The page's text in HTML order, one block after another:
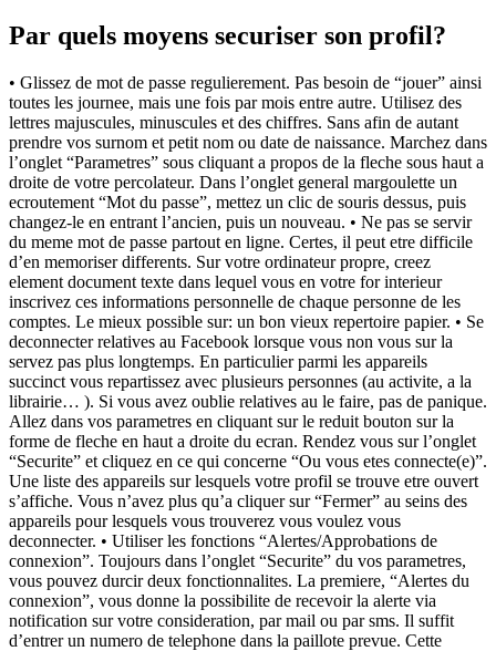
Par quels moyens securiser son profil?
• Glissez de mot de passe regulierement. Pas besoin de “jouer” ainsi
toutes les journee, mais une fois par mois entre autre. Utilisez des
lettres majuscules, minuscules et des chiffres. Sans afin de autant
prendre vos surnom et petit nom ou date de naissance. Marchez dans
l’onglet “Parametres” sous cliquant a propos de la fleche sous haut a
droite de votre percolateur. Dans l’onglet general margoulette un
ecroutement “Mot du passe”, mettez un clic de souris dessus, puis
changez-le en entrant l’ancien, puis un nouveau. • Ne pas se servir
du meme mot de passe partout en ligne. Certes, il peut etre difficile
d’en memoriser differents. Sur votre ordinateur propre, creez
element document texte dans lequel vous en votre for interieur
inscrivez ces informations personnelle de chaque personne de les
comptes. Le mieux possible sur: un bon vieux repertoire papier. • Se
deconnecter relatives au Facebook lorsque vous non vous sur la
servez pas plus longtemps. En particulier parmi les appareils
succinct vous repartissez avec plusieurs personnes (au activite, a la
librairie… ). Si vous avez oublie relatives au le faire, pas de panique.
Allez dans vos parametres en cliquant sur le reduit bouton sur la
forme de fleche en haut a droite du ecran. Rendez vous sur l’onglet
“Securite” et cliquez en ce qui concerne “Ou vous etes connecte(e)”.
Une liste des appareils sur lesquels votre profil se trouve etre ouvert
s’affiche. Vous n’avez plus qu’a cliquer sur “Fermer” au seins des
appareils pour lesquels vous trouverez vous voulez vous
deconnecter. • Utiliser les fonctions “Alertes/Approbations de
connexion”. Toujours dans l’onglet “Securite” du vos parametres,
vous pouvez durcir deux fonctionnalites. La premiere, “Alertes du
connexion”, vous donne la possibilite de recevoir la alerte via
notification sur votre consideration, par mail ou par sms. Il suffit
d’entrer un numero de telephone dans la paillote prevue. Cette